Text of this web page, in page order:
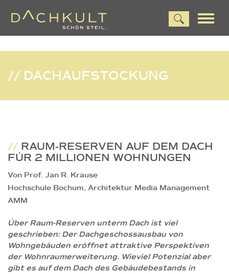
// DACHAUFSTOCKUNG
// RAUM-RESERVEN AUF DEM DACH
FÜR 2 MILLIONEN WOHNUNGEN
Von Prof. Jan R. Krause
Hochschule Bochum, Architektur Media Management
AMM
Über Raum-Reserven unterm Dach ist viel
geschrieben: Der Dachgeschossausbau von
Wohngebäuden eröffnet attraktive Perspektiven
der Wohnraumerweiterung. Wieviel Potenzial aber
gibt es auf dem Dach des Gebäudebestands in